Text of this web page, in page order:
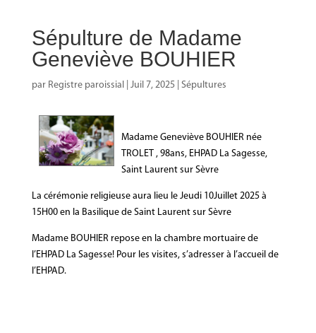
Sépulture de Madame
Geneviève BOUHIER
par Registre paroissial| Juil 7, 2025 Sépultures
Madame Geneviève BOUHIER née
TROLET , 98ans, EHPAD La Sagesse,
Saint Laurent sur Sèvre
La cérémonie religieuse aura lieu le Jeudi 10Juillet 2025 à
15H00 en la Basilique de Saint Laurent sur Sèvre
Madame BOUHIER repose en la chambre mortuaire de
l’EHPAD La Sagesse! Pour les visites, s’adresser à l’accueil de
l’EHPAD.